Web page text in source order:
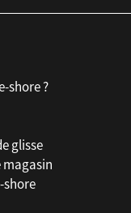
shore ?
glisse
magasin
shore